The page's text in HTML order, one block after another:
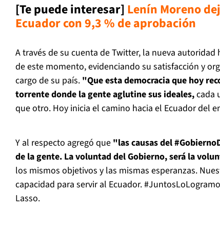
[Te puede interesar] Lenín Moreno
Ecuador con 9,3 % de aprobación
A través de su cuenta de Twitter, la nueva
de este momento, evidenciando su satisfacción y
cargo de su país. "Que esta democracia que hoy
torrente donde la gente aglutine sus ideales,cada
que otro. Hoy inicia el camino hacia el Ecuador del
Y al respecto agregó que "las causas del
de la gente. La voluntad del Gobierno, será la
los mismos objetivos y las mismas esperanzas.
capacidad para servir al Ecuador.
Lasso.